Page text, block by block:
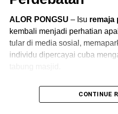
ALOR PONGSU – Isu remaja
kembali menjadi perhatian
tular di media sosial,
individu dipercayai cuba
Kejadian yang dipercayai
sekitar Alor Pongsu itu
CONTINUE